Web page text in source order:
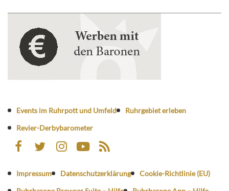
Events im Ruhrpott und Umfeld
Ruhrgebiet erleben
Revier-Derbybarometer
Impressum Datenschutzerklärung
Cookie-Richtlinie (EU)